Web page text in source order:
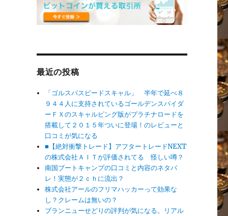
最近の投稿
「ゴルスパスピードスキャル」 半年で延べ８
９４４人に支持されているゴールデンスパイダ
ーＦＸのスキャルピング版がプラチナロードを
搭載して２０１５年ついに登場！のレビューと
口コミが気になる
■【絶対衝撃トレード】アフタートレードNEXT
の株式会社ＡＩＴが評価されてる 怪しい噂？
南国ブートキャンプの口コミと内容のネタバ
レ！実態が２ｃｈに流出？
株式会社アールのフリマハッカーって効果な
し？クレームは無いの？
ブランニューせどりの評判が気になる。リアル